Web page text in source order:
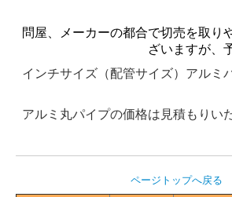
問屋、メーカーの都合で切売を取り
ざいますが、
インチサイズ（配管サイズ）アルミ
アルミ丸パイプの価格は見積もりい
ページトップへ戻る